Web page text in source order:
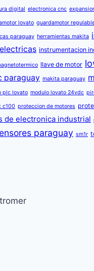
digital electronica cnc
lovato guardamotor
paraguay herramientas makita
instrumentacion
llave de motor
paraguay makita paraguay
plc lovato modulo lovato 24vdc
c100 proteccion de motores
de electronica industrial
paraguay sm1r